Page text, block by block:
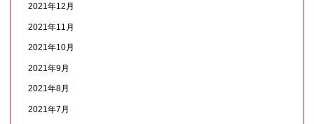
2021年12月
2021年11月
2021年10月
2021年9月
2021年8月
2021年7月